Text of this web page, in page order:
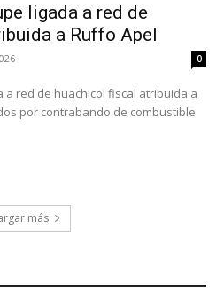
ligada a red de
a Ruffo Apel
0
a red de huachicol fiscal atribuida a
por contrabando de combustible
más